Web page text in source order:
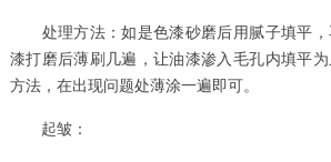
处理方法：如是色漆砂磨后用腻子填平，
漆打磨后薄刷几遍，让油漆渗入毛孔内填平
方法，在出现问题处薄涂一遍即可。
起皱：